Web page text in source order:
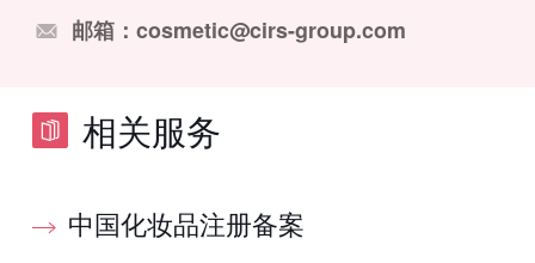
邮箱：cosmetic@cirs-group.com
相关服务
中国化妆品注册备案